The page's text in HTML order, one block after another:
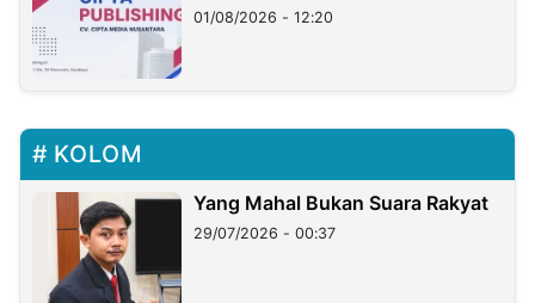
01/08/2026 - 12:20
KOLOM
Yang Mahal Bukan Suara Rakyat
29/07/2026 - 00:37